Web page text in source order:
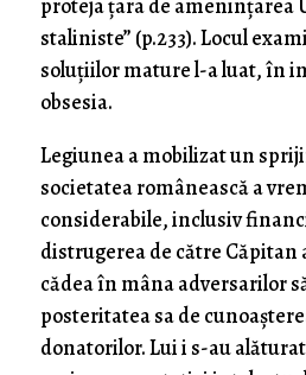
proteja țara de amenințarea
staliniste” (p.233). Locul
soluțiilor mature l-a luat, în
obsesia.
Legiunea a mobilizat un
societatea românească a
considerabile, inclusiv
distrugerea de către Căpitan
cădea în mâna adversarilor
posteritatea sa de
donatorilor. Lui i s-au